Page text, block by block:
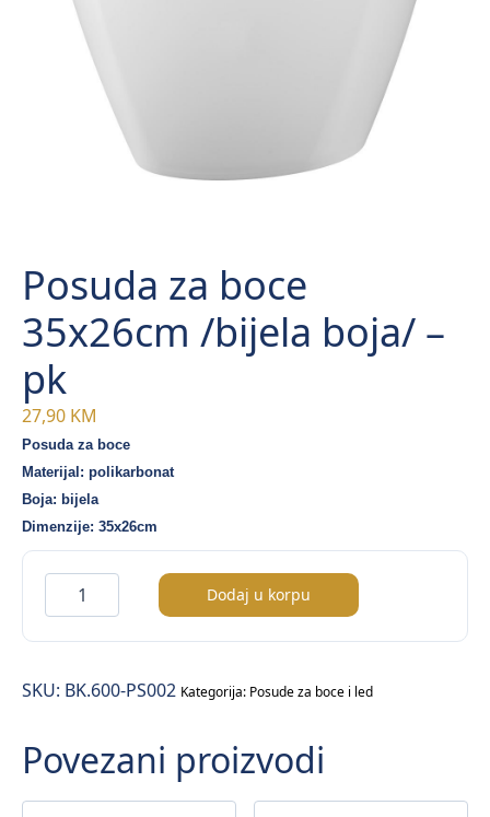
Posuda za boce
35x26cm /bijela boja/ –
pk
27,90 KM
Posuda za boce
Materijal: polikarbonat
Boja: bijela
Dimenzije: 35x26cm
Posuda
za
boce
/bijela
–
pk
količina
Dodaj u korpu
SKU: BK.600-PS002 Kategorija: Posude za boce i led
Povezani proizvodi